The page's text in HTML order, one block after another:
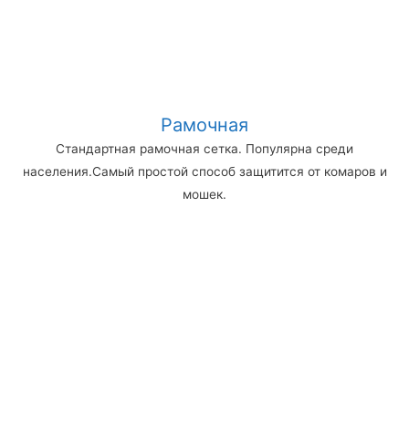
Рамочная
Стандартная рамочная сетка. Популярна среди
населения.Самый простой способ защитится от комаров и
мошек.